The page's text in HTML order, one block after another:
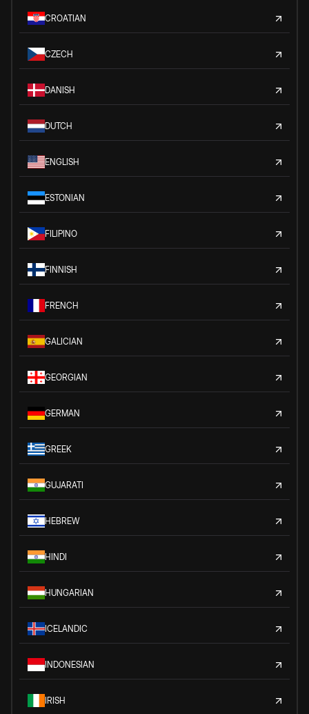
CROATIAN
CZECH
DANISH
DUTCH
ENGLISH
ESTONIAN
FILIPINO
FINNISH
FRENCH
GALICIAN
GEORGIAN
GERMAN
GREEK
GUJARATI
HEBREW
HINDI
HUNGARIAN
ICELANDIC
INDONESIAN
IRISH